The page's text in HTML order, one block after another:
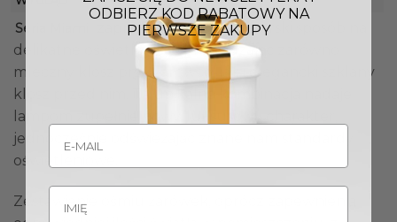
Seria Miami
zaprezentowała nowatorski sposób na
delikatne oświetlenie, wprowadzając zarówno
mleczny klosz przy żarówce, jak i elegancki szklany
klosz przed nim. Ta unikalna kombinacja nadaje
lampom zupełnie nowy, luksusowy charakter,
jednocześnie odświeżając znane nam standardy
oświetleniowe.
Zestawienie ośmiu żarówek, oprócz zapewnienia
ODBIERZ KOD RABATOWY NA
PIERWSZE ZAKUPY